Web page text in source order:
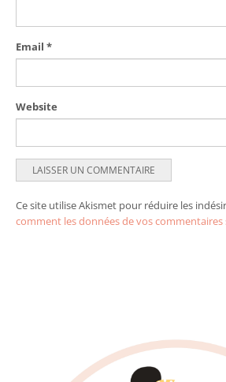
Email *
Website
Ce site utilise Akismet pour réduire les
comment les données de vos